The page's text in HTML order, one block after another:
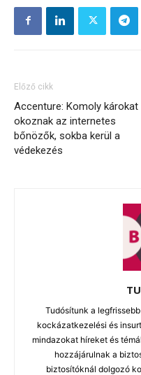
Előző cikk
Accenture: Komoly károkat
okoznak az internetes
bőnözők, sokba kerül a
védekezés
Tudósítunk a
kockázatkezelési és
mindazokat híreket és
hozzájárulnak a
biztosítóknál dolgozó